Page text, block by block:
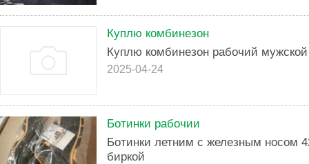
Куплю комбинезон
Куплю комбинезон рабочий
2025-04-24
Ботинки рабочии
Ботинки летним с железным носом
биркой